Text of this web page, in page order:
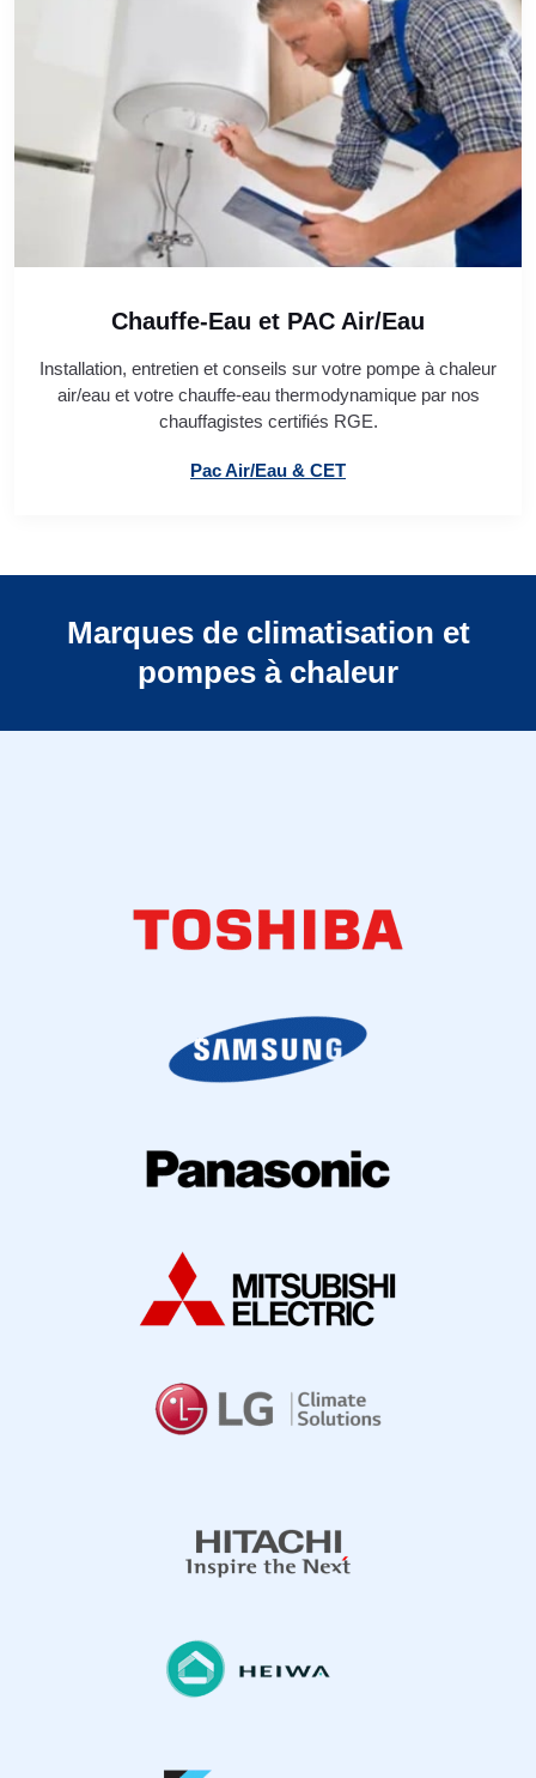
Chauffe-Eau et PAC Air/Eau
Installation, entretien et conseils sur votre pompe à chaleur
air/eau et votre chauffe-eau thermodynamique par nos
chauffagistes certifiés RGE.
Pac Air/Eau & CET
Marques de climatisation et
pompes à chaleur